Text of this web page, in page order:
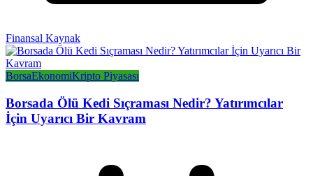
Finansal Kaynak
BorsaEkonomiKripto Piyasası
Borsada Ölü Kedi Sıçraması Nedir? Yatırımcılar
İçin Uyarıcı Bir Kavram